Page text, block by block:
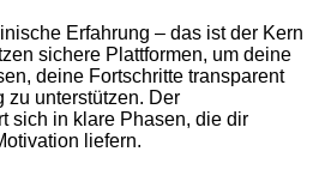
Erfahrung – das ist der Kern
sichere Plattformen, um deine
deine Fortschritte transparent
zu unterstützen. Der
sich in klare Phasen, die dir
liefern.